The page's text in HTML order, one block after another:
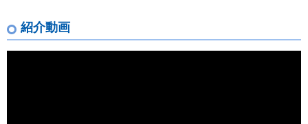
紹介動画